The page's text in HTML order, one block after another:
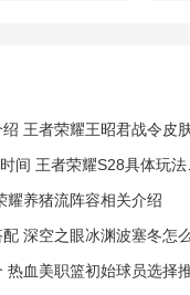
王者荣耀王昭君战令皮肤一
王者荣耀S28具体玩法介绍
耀养猪流阵容相关介绍
之眼冰渊波塞冬怎么搭配阵容
热血美职篮初始球员选择